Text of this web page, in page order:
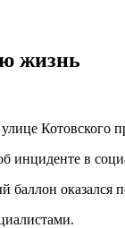
жизнь
Котовского
в
оказался